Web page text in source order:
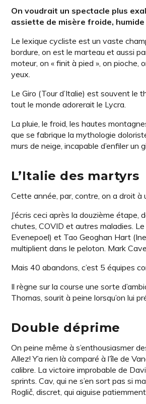
On voudrait un spectacle plus
assiette de misère froide,
Le lexique cycliste est un vaste
bordure, on est le marteau et aussi
moteur, on « finit à pied », on pioche,
yeux.
Le Giro (Tour d’Italie) est souvent le
tout le monde adorerait le Lycra.
La pluie, le froid, les hautes
que se fabrique la mythologie
murs de neige, incapable d’enfiler
L’Italie des martyrs
Cette année, par, contre, on a droit à
J’écris ceci après la douzième
chutes, COVID et autres maladies.
Evenepoel) et Tao Geoghan Hart
multiplient dans le peloton. Mark
Mais 40 abandons, c’est 5 équipes
Il règne sur la course une sorte
Thomas, sourit à peine lorsqu’on lui
Double déprime
On peine même à s’enthousiasmer
Allez! Y’a rien là comparé à l’île de
calibre. La victoire improbable de
sprints. Cav, qui ne s’en sort pas si
Roglič, discret, qui aiguise